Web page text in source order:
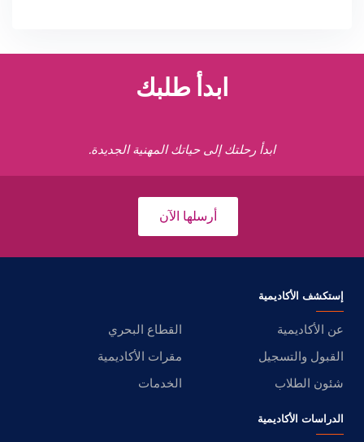
ابدأ طلبك
ابدأ رحلتك إلى حياتك المهنية الجديدة.
أرسلها الآن
إستكشف الأكاديمية
عن الأكاديمية
القطاع البحري
القبول والتسجيل
مقرات الأكاديمية
شئون الطلاب
الخدمات
الدراسات الأكاديمية